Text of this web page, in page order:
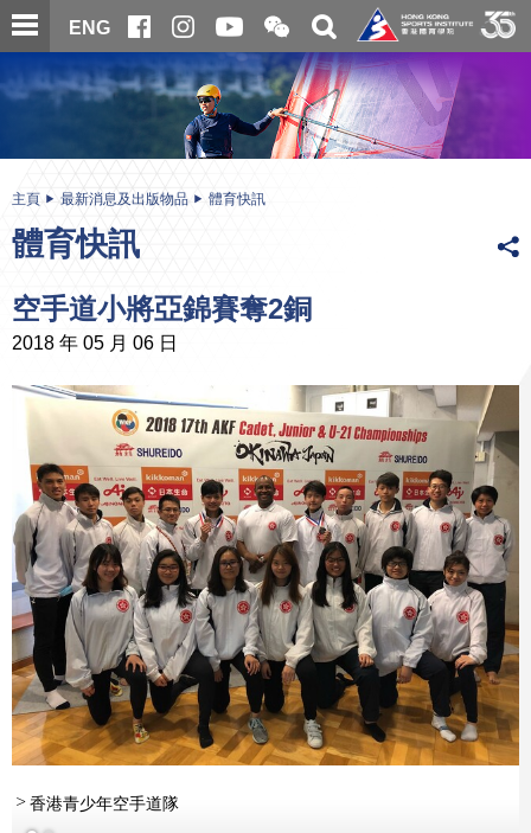
跳
至
內
ENG
開
合
微
信
二
維
碼
關
搜
尋
内
主頁 最新消息及出版物品 體育快訊
體育快訊
空手道小將亞錦賽奪2銅
2018 年 05 月 06 日
香港青少年空手道隊